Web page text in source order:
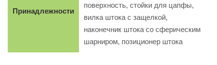
Принадлежности
поверхность, стойки для цапфы,
вилка штока с защелкой,
наконечник штока со сферическим
шарниром, позиционер штока